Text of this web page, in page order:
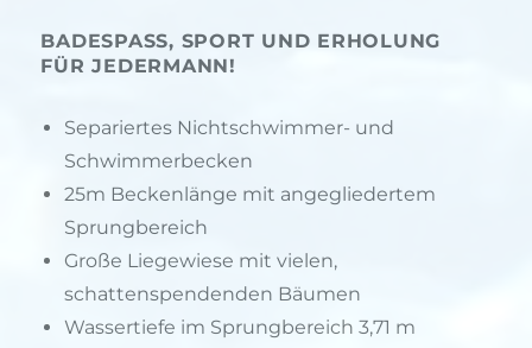
BADESPASS, SPORT UND ERHOLUNG F
ÜR JEDERMANN!
Separiertes Nichtschwimmer- und
Schwimmerbecken
25m Beckenlänge mit angegliedertem
Sprungbereich
Große Liegewiese mit vielen,
schattenspendenden Bäumen
Wassertiefe im Sprungbereich 3,71 m